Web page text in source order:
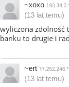
~xoxo
(13 lat temu)
wyliczona zdolność
banku to drugie i
~ert 77.252.246.*
(13 lat temu)